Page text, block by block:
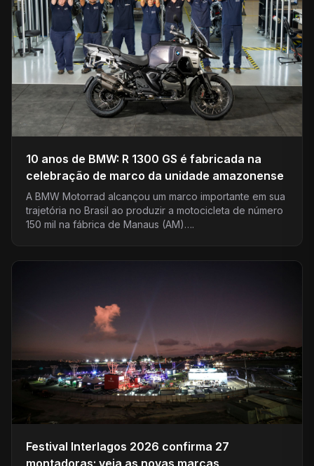
10 anos de BMW: R 1300 GS é fabricada na
celebração de marco da unidade amazonense
A BMW Motorrad alcançou um marco importante em sua
trajetória no Brasil ao produzir a motocicleta de número
150 mil na fábrica de Manaus (AM)….
Festival Interlagos 2026 confirma 27
montadoras; veja as novas marcas